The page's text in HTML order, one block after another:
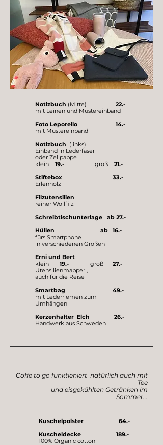
Notizbuch (Mitte)
22.-
mit Leinen und Mustereinband
Foto Leporello 14.-
mit Mustereinband
Notizbuch (links)
Einband in Lederfaser
oder Zellpappe
klein
19.- groß
21.-
Stiftebox 33.-
Erlenholz
Filzutensilien
reiner Wollfilz
Schreibtischunterlage ab 27.-
Hüllen ab
16.-
fürs Smartphone
in verschiedenen Größen
Erni und Bert
klein 19.- groß
27.-
Utensilienmapperl,
auch für die Reise
Smartbag 49.-
mit Lederriemen zum
Umhängen
Kerzenhalter Elch 26.-
Handwerk aus Schweden
Coffe to go funktieniert natürlich auch mit
Tee
und eisgekühlten Getränken im
Sommer...
Kuschelpolster 64.-
Kuscheldecke 189.-
100% Organic cotton